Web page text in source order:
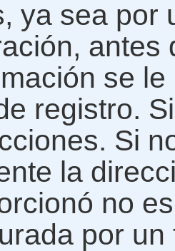
ya sea por
antes
se
registro.
Si
la
no
por